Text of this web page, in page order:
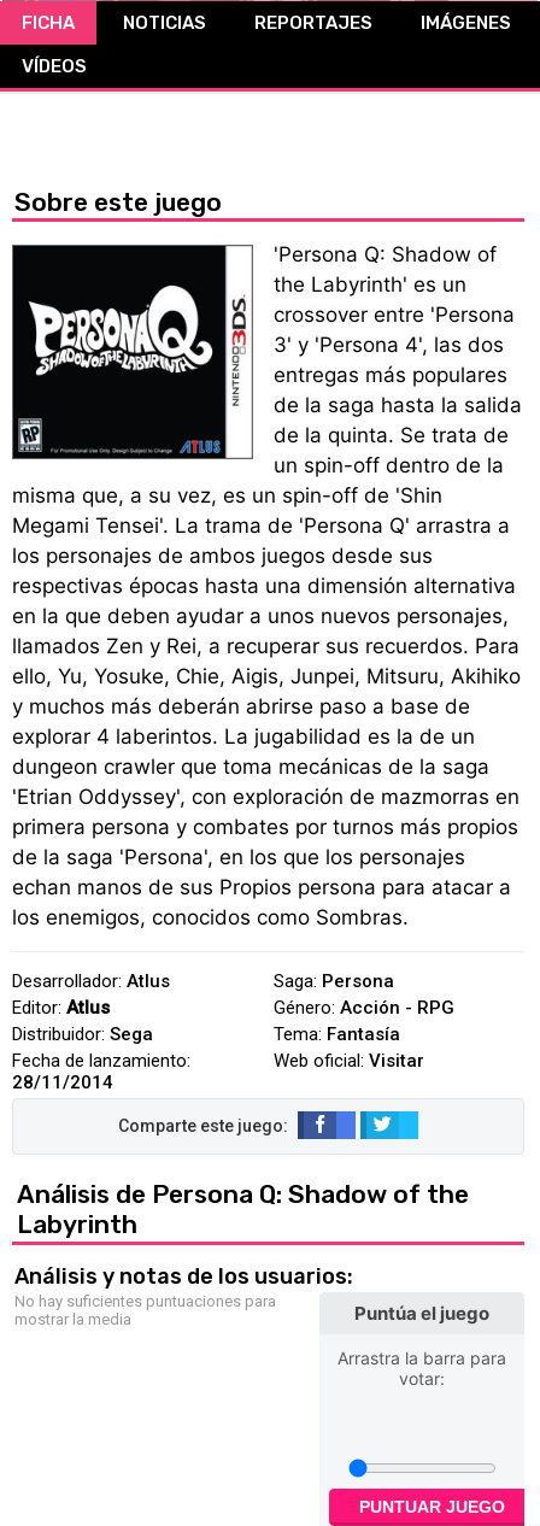
CÓMICS
FICHA NOTICIAS REPORTAJES
IMÁGENES
VÍDEOS
Sobre este juego
'Persona Q: Shadow of
the Labyrinth' es un
crossover entre 'Persona
3' y 'Persona 4', las dos
entregas más populares
de la saga hasta la salida
de la quinta. Se trata de
un spin-off dentro de la
misma que, a su vez, es un spin-off de 'Shin
Megami Tensei'. La trama de 'Persona Q' arrastra a
los personajes de ambos juegos desde sus
respectivas épocas hasta una dimensión alternativa
en la que deben ayudar a unos nuevos personajes,
llamados Zen y Rei, a recuperar sus recuerdos. Para
ello, Yu, Yosuke, Chie, Aigis, Junpei, Mitsuru, Akihiko
y muchos más deberán abrirse paso a base de
explorar 4 laberintos. La jugabilidad es la de un
dungeon crawler que toma mecánicas de la saga
'Etrian Oddyssey', con exploración de mazmorras en
primera persona y combates por turnos más propios
de la saga 'Persona', en los que los personajes
echan manos de sus Propios persona para atacar a
los enemigos, conocidos como Sombras.
Desarrollador: Atlus
Editor: Atlus
Distribuidor: Sega
Fecha de lanzamiento:
28/11/2014
Saga: Persona
Género: Acción - RPG
Tema: Fantasía
Web oficial: Visitar
Análisis de Persona Q: Shadow of the
Labyrinth
Análisis y notas de los usuarios:
No hay suficientes puntuaciones para
mostrar la media
Puntúa el juego
Arrastra la barra para
votar:
PUNTUAR JUEGO